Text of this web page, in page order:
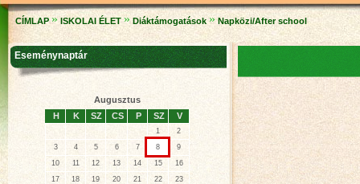
CÍMLAP » ISKOLAI ÉLET » Diáktámogatások » Napközi/After school
Eseménynaptár
Augusztus
H
K SZ CS P SZ V
1
2
3
4 5 6 7 8
9
10
11 12 13 14 15
16
17
18 19 20 21 22
23